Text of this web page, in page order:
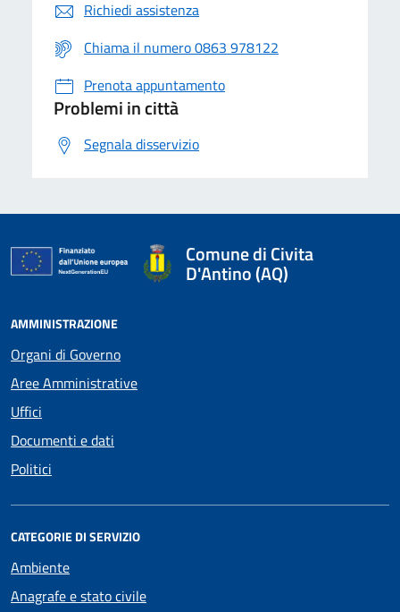
Richiedi assistenza
Chiama il numero 0863 978122
Prenota appuntamento
Problemi in città
Segnala disservizio
Comune di Civita
D'Antino (AQ)
AMMINISTRAZIONE
Organi di Governo
Aree Amministrative
Uffici
Documenti e dati
Politici
CATEGORIE DI SERVIZIO
Ambiente
Anagrafe e stato civile